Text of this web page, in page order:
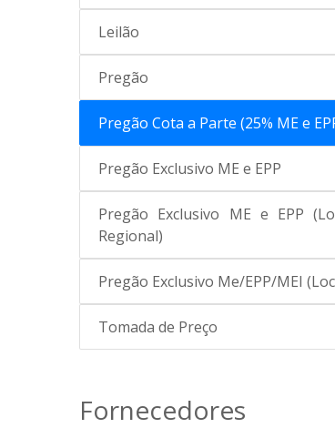
Leilão
Pregão
Pregão Cota a Parte (25% ME e
Pregão Exclusivo ME e EPP
Pregão Exclusivo ME e EPP
Regional)
Pregão Exclusivo Me/EPP/MEI
Tomada de Preço
Fornecedores